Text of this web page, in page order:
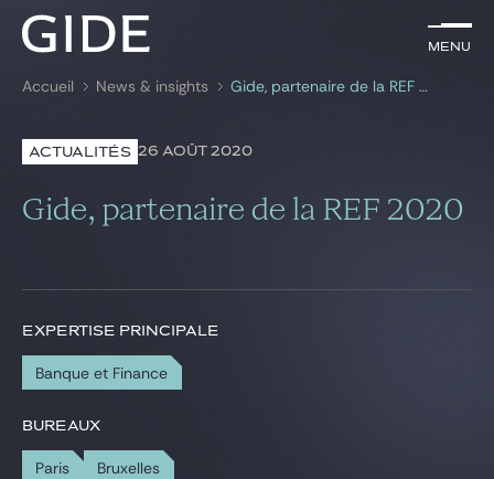
Menu
Rechercher par mots-clés
Menu
Avocats
Global
News & insights
Notre cabinet
Carrière
Accueil News & insights Gide, partenaire de la REF 2020
ACTUALITÉS 26 AOÛT 2020
Gide, partenaire de la REF 2020
EXPERTISE PRINCIPALE
Banque et Finance
BUREAUX
Paris Bruxelles